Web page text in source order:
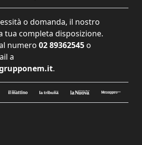
o domanda, il nostro
tua completa disposizione.
numero 02 89362545 o
a
.